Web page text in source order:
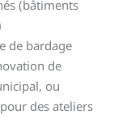
(bâtiments
de bardage
de
ou
des ateliers